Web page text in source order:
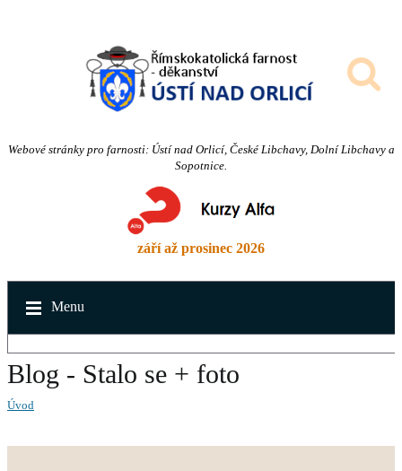
Webové stránky pro farnosti: Ústí nad Orlicí, České Libchavy, Dolní Libchavy a
Sopotnice.
září až prosinec 2026
Menu
Blog - Stalo se + foto
Úvod